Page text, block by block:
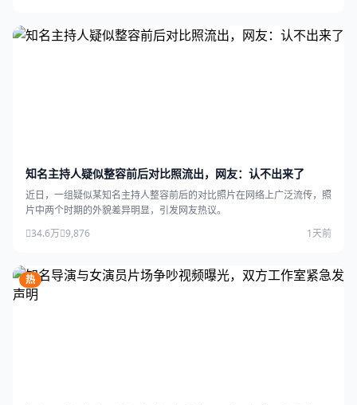
知名主持人疑似整容前后对比照流出，网友：认不出来了
近日，一组疑似某知名主持人整容前后的对比照片在网络上广泛流传，照
片中两个时期的外貌差异明显，引发网友热议。
34.6万 9,876 1天前
热